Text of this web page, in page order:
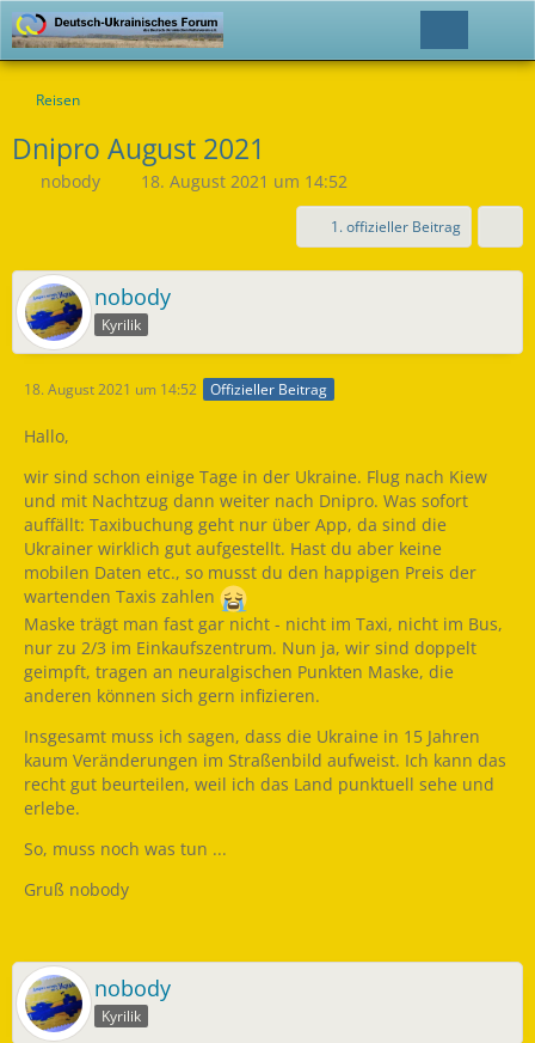
Reisen
Dnipro August 2021
nobody 18. August 2021 um 14:52
1. offizieller Beitrag
nobody
Kyrilik
18. August 2021 um 14:52 Offizieller Beitrag
Hallo,
wir sind schon einige Tage in der Ukraine. Flug nach Kiew
und mit Nachtzug dann weiter nach Dnipro. Was sofort
auffällt: Taxibuchung geht nur über App, da sind die
Ukrainer wirklich gut aufgestellt. Hast du aber keine
mobilen Daten etc., so musst du den happigen Preis der
wartenden Taxis zahlen
Maske trägt man fast gar nicht - nicht im Taxi, nicht im Bus,
nur zu 2/3 im Einkaufszentrum. Nun ja, wir sind doppelt
geimpft, tragen an neuralgischen Punkten Maske, die
anderen können sich gern infizieren.
Insgesamt muss ich sagen, dass die Ukraine in 15 Jahren
kaum Veränderungen im Straßenbild aufweist. Ich kann das
recht gut beurteilen, weil ich das Land punktuell sehe und
erlebe.
So, muss noch was tun ...
Gruß nobody
nobody
Kyrilik